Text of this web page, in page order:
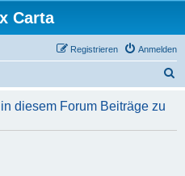
Carta
Anmelden
Registrieren
h
diesem Forum Beiträge zu